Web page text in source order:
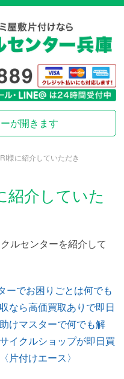
が開きます
様に紹介していただき
紹介していた
ルセンターを紹介して
ーでお困りごとは何でも
なら高価買取ありで即日
けマスターで何でも解
イクルショップが即日買
片付けエース〉